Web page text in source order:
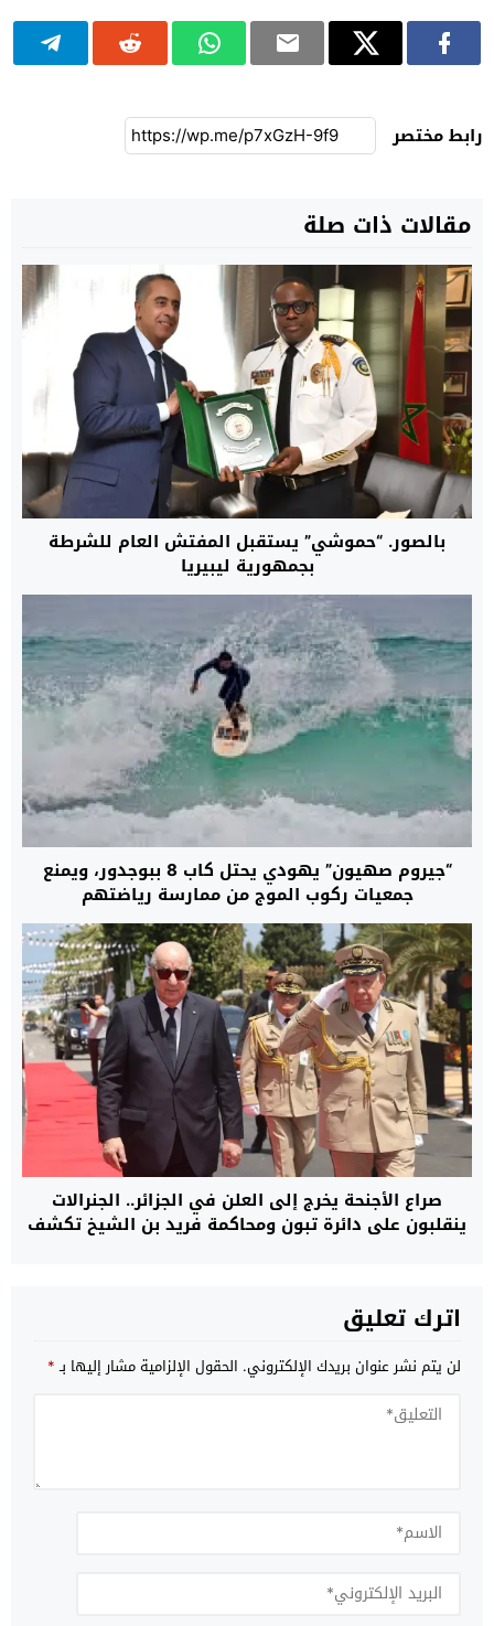
رابط مختصر
مقالات ذات صلة
بالصور. “حموشي” يستقبل المفتش العام للشرطة
بجمهورية ليبيريا
“جيروم صهيون” يهودي يحتل كاب 8 ببوجدور، ويمنع
جمعيات ركوب الموج من ممارسة رياضتهم
صراع الأجنحة يخرج إلى العلن في الجزائر.. الجنرالات
ينقلبون على دائرة تبون ومحاكمة فريد بن الشيخ تكشف
اترك تعليق
لن يتم نشر عنوان بريدك الإلكتروني. الحقول الإلزامية مشار إليها بـ*